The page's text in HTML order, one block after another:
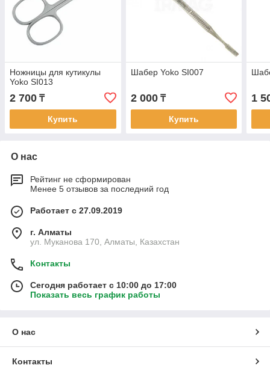
Ножницы для кутикулы
Yoko SI013
2 700 ₸
Купить
Шабер Yoko SI007
2 000₸
Купить
1
О нас
Рейтинг не сформирован
Менее 5 отзывов за последний год
Работает с 27.09.2019
г. Алматы
ул. Муканова 170, Алматы, Казахстан
Контакты
Сегодня работает с 10:00 до 17:00
Показать весь график работы
О нас
Контакты